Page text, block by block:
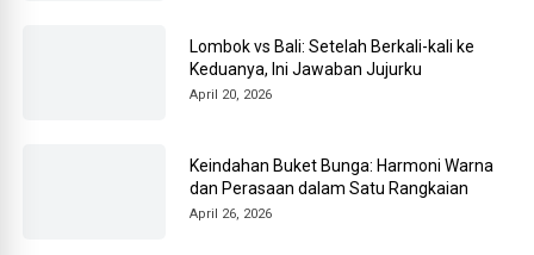
Lombok vs Bali: Setelah Berkali-kali ke
Keduanya, Ini Jawaban Jujurku
April 20, 2026
Keindahan Buket Bunga: Harmoni Warna
dan Perasaan dalam Satu Rangkaian
April 26, 2026